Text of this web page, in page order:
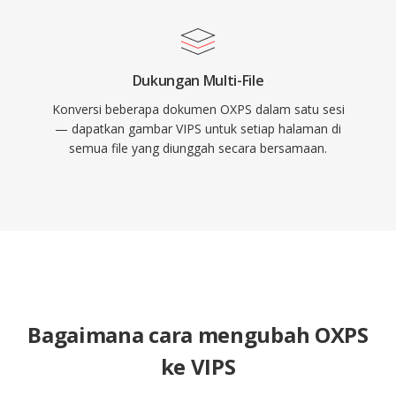
Dukungan Multi-File
Konversi beberapa dokumen OXPS dalam satu sesi
— dapatkan gambar VIPS untuk setiap halaman di
semua file yang diunggah secara bersamaan.
Bagaimana cara mengubah OXPS
ke VIPS